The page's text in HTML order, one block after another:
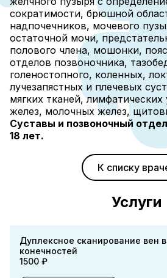
сократимости, брюшной
надпочечников, мочевого
остаточной мочи,
полового члена, мошонки,
отделов позвоночника,
голеностопного, коленных,
лучезапястных и плечевых
мягких тканей,
желез, молочных желез,
Суставы и позвоночный
18 лет.
К списку
Услуги
Дуплексное сканирование вен
конечностей
1500 ₽